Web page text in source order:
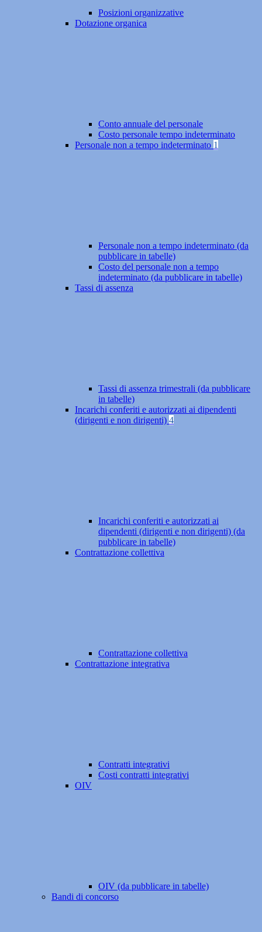
Posizioni organizzative
Dotazione organica
Conto annuale del personale
Costo personale tempo indeterminato
Personale non a tempo indeterminato 1
Personale non a tempo indeterminato (da
pubblicare in tabelle)
Costo del personale non a tempo
indeterminato (da pubblicare in tabelle)
Tassi di assenza
Tassi di assenza trimestrali (da pubblicare
in tabelle)
Incarichi conferiti e autorizzati ai dipendenti
(dirigenti e non dirigenti) 4
Incarichi conferiti e autorizzati ai
dipendenti (dirigenti e non dirigenti) (da
pubblicare in tabelle)
Contrattazione collettiva
Contrattazione collettiva
Contrattazione integrativa
Contratti integrativi
Costi contratti integrativi
OIV
OIV (da pubblicare in tabelle)
Bandi di concorso